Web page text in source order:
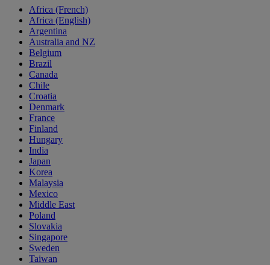
Africa (French)
Africa (English)
Argentina
Australia and NZ
Belgium
Brazil
Canada
Chile
Croatia
Denmark
France
Finland
Hungary
India
Japan
Korea
Malaysia
Mexico
Middle East
Poland
Slovakia
Singapore
Sweden
Taiwan